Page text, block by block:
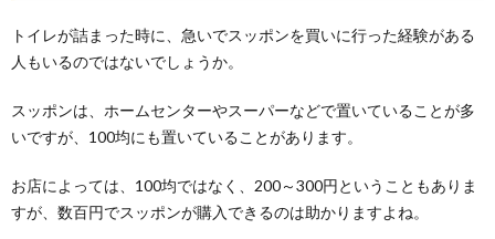
トイレが詰まった時に、急いでスッポンを買いに行った経験がある
人もいるのではないでしょうか。
スッポンは、ホームセンターやスーパーなどで置いていることが多
いですが、100均にも置いていることがあります。
お店によっては、100均ではなく、200～300円ということもありま
すが、数百円でスッポンが購入できるのは助かりますよね。